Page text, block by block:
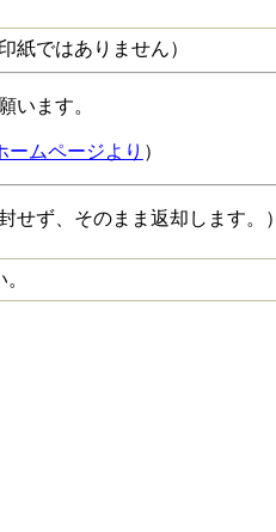
紙ではありません）
います。
ームページより ）
せず、そのまま返却します。）